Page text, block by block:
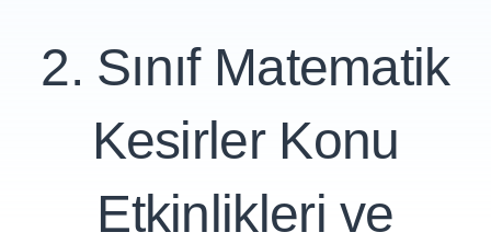
2. Sınıf Matematik
Kesirler Konu
Etkinlikleri ve